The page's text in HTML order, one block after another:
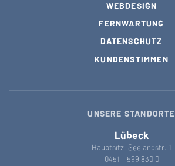
WEBDESIGN
FERNWARTUNG
DATENSCHUTZ
KUNDENSTIMMEN
UNSERE STANDORTE
Lübeck
Hauptsitz · Seelandstr. 1
0451 – 599 830 0